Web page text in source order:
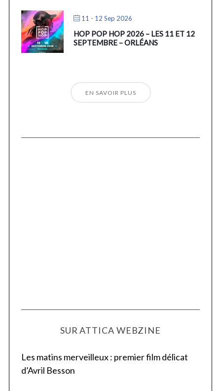
11 - 12 Sep 2026
HOP POP HOP 2026 – LES 11 ET 12
SEPTEMBRE – ORLÉANS
EN SAVOIR PLUS
SUR ATTICA WEBZINE
Les matins merveilleux : premier film délicat
d’Avril Besson